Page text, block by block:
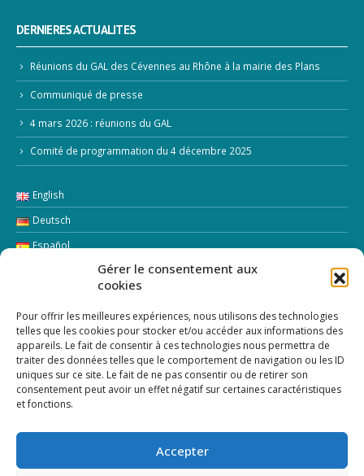
Gérer le consentement aux
cookies
Pour offrir les meilleures expériences, nous utilisons des technologies
telles que les cookies pour stocker et/ou accéder aux informations des
appareils. Le fait de consentir à ces technologies nous permettra de
traiter des données telles que le comportement de navigation ou les ID
uniques sur ce site. Le fait de ne pas consentir ou de retirer son
consentement peut avoir un effet négatif sur certaines caractéristiques
et fonctions.
Accepter
DERNIERES ACTUALITES
Réunions du GAL des Cévennes au Rhône à la mairie des Plans
Communiqué de presse
4 mars 2026 : réunions du GAL
Comité de programmation du 4 décembre 2025
English
Deutsch
Español
LETTRE D’INFORMATION
Addresse Email: